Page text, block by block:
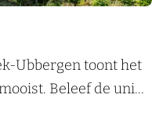
Ubbergen toont het
Beleef de uni...